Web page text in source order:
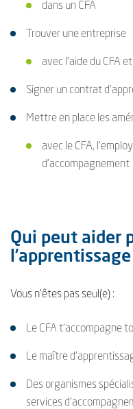
dans un CFA
Trouver une entreprise
avec l’aide du CFA
Signer un contrat
Mettre en place les
avec le CFA,
d’accompagnement
Qui peut aider
l’apprentissage
Vous n'êtes pas seul(e) :
Le CFA t’accompagne
Le maître
Des organismes
services